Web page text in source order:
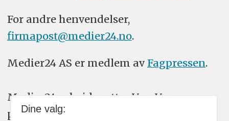
For andre henvendelser,
firmapost@medier24.no.
Medier24 AS er medlem av Fagpressen.
Medier24 arbeider etter Vær Varsom-
plakatens regler for god presseskikk.
Dine valg: